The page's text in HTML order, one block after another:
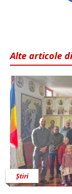
Alte articole
Știri